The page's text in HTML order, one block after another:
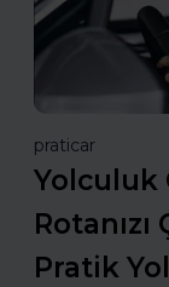
praticar
Yolculuk
Pratik